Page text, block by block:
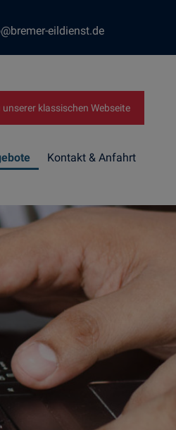
eildienst.de
unserer klassischen Webseite
Kontakt & Anfahrt